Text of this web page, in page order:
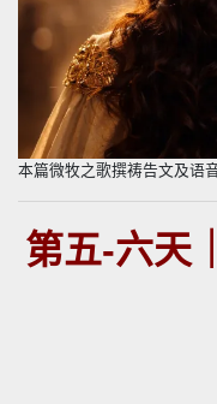
本篇微牧之歌撰祷告文及语
第五-六天